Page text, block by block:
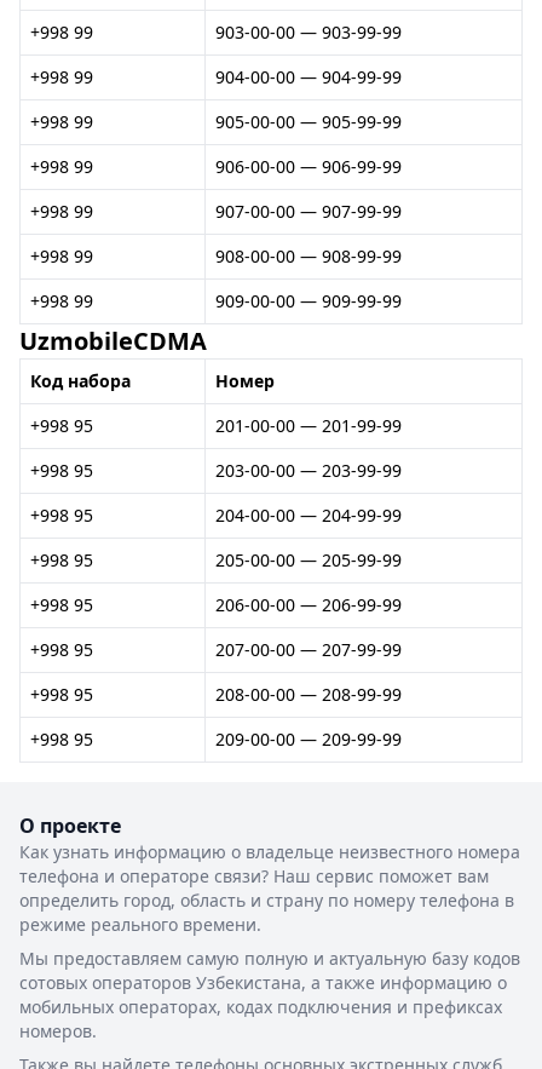
+998 99
903-00-00 — 903-99-99
+998 99
904-00-00 — 904-99-99
+998 99
905-00-00 — 905-99-99
+998 99
906-00-00 — 906-99-99
+998 99
907-00-00 — 907-99-99
+998 99
908-00-00 — 908-99-99
+998 99
909-00-00 — 909-99-99
UzmobileCDMA
Код набора
Номер
+998 95
201-00-00 — 201-99-99
+998 95
203-00-00 — 203-99-99
+998 95
204-00-00 — 204-99-99
+998 95
205-00-00 — 205-99-99
+998 95
206-00-00 — 206-99-99
+998 95
207-00-00 — 207-99-99
+998 95
208-00-00 — 208-99-99
+998 95
209-00-00 — 209-99-99
О проекте
Как узнать информацию о владельце неизвестного номера
телефона и операторе связи? Наш сервис поможет вам
определить город, область и страну по номеру телефона в
режиме реального времени.
Мы предоставляем самую полную и актуальную базу кодов
сотовых операторов Узбекистана, а также информацию о
мобильных операторах, кодах подключения и префиксах
номеров.